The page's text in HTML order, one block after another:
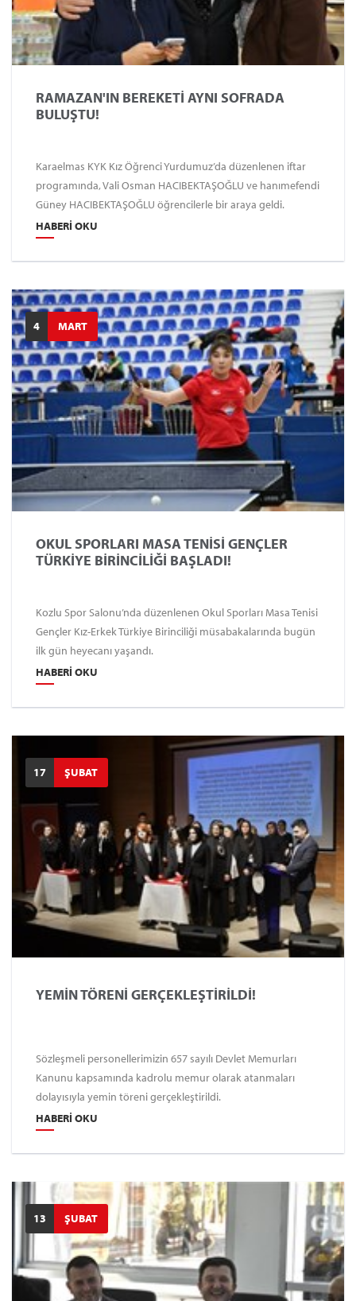
RAMAZAN'IN BEREKETİ AYNI SOFRADA
BULUŞTU!
Karaelmas KYK Kız Öğrenci Yurdumuz’da düzenlenen iftar
programında, Vali Osman HACIBEKTAŞOĞLU ve hanımefendi
Güney HACIBEKTAŞOĞLU öğrencilerle bir araya geldi.
HABERI OKU
4 MART
OKUL SPORLARI MASA TENİSİ GENÇLER
TÜRKİYE BİRİNCİLİĞİ BAŞLADI!
Kozlu Spor Salonu’nda düzenlenen Okul Sporları Masa Tenisi
Gençler Kız-Erkek Türkiye Birinciliği müsabakalarında bugün
ilk gün heyecanı yaşandı.
HABERI OKU
17 ŞUBAT
YEMİN TÖRENİ GERÇEKLEŞTİRİLDİ!
Sözleşmeli personellerimizin 657 sayılı Devlet Memurları
Kanunu kapsamında kadrolu memur olarak atanmaları
dolayısıyla yemin töreni gerçekleştirildi.
HABERI OKU
13 ŞUBAT